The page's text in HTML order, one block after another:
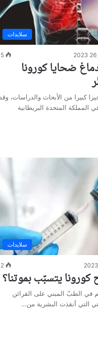
سلايدات
ضحايا كورونا
كبيرا من الأبحاث والدراسات، وقد
المتحدة البريطانية
سلايدات
يتسبّب بموتنا؟
في الطبّ المبني على القرائن
هي التي أنقذت البشرية من…